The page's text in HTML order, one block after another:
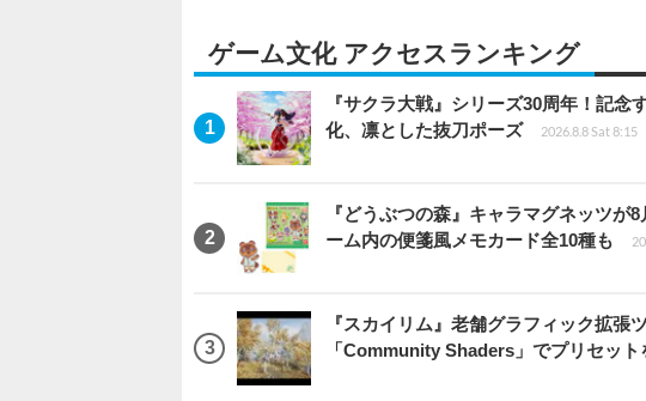
ゲーム文化 アクセスランキング
『サクラ大戦』シリーズ30周年！記
化、凛とした抜刀ポーズ
2026.8.8 Sat 8:15
『どうぶつの森』キャラマグネッツが
ーム内の便箋風メモカード全10種も
『スカイリム』老舗グラフィック拡
「Community Shaders」でプリセッ